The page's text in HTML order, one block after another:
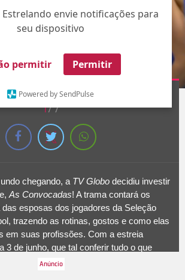
envie notificações para
seu dispositivo
permitir Permitir
Powered by SendPulse
1/7
chegando, a TV Globo decidiu investir
As Convocadas! A trama contará os
esposas dos jogadores da Seleção
trazendo as rotinas, gostos e como elas
em suas profissões. Com a estreia
3 de junho, que tal conferir tudo o que
Basta seguir na galeria: